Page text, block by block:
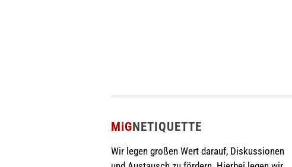
MiGNETIQUETTE
Wir legen großen Wert darauf, Diskussionen